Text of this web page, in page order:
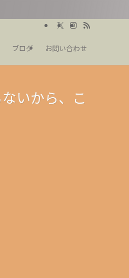
ブログ お問い合わせ
いから、こ